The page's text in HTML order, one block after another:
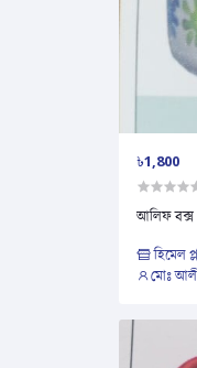
৳1,800
আলিফ বক্স
হিমেল
মোঃ